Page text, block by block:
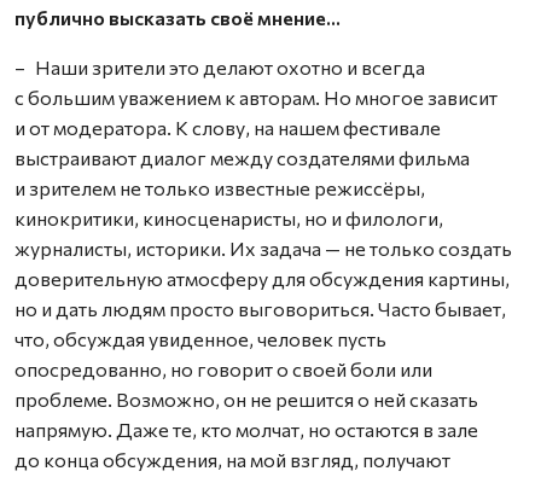
публично высказать своё мнение…
– Наши зрители это делают охотно и всегда
с большим уважением к авторам. Но многое зависит
и от модератора. К слову, на нашем фестивале
выстраивают диалог между создателями фильма
и зрителем не только известные режиссёры,
кинокритики, киносценаристы, но и филологи,
журналисты, историки. Их задача — не только создать
доверительную атмосферу для обсуждения картины,
но и дать людям просто выговориться. Часто бывает,
что, обсуждая увиденное, человек пусть
опосредованно, но говорит о своей боли или
проблеме. Возможно, он не решится о ней сказать
напрямую. Даже те, кто молчат, но остаются в зале
до конца обсуждения, на мой взгляд, получают